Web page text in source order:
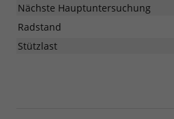
Nächste Hauptuntersuchung
Radstand
Stützlast